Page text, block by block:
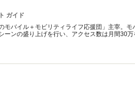
ガイド
モバイル＋モビリティライフ応援団」主宰。
ーンの盛り上げを行い、アクセス数は月間30万